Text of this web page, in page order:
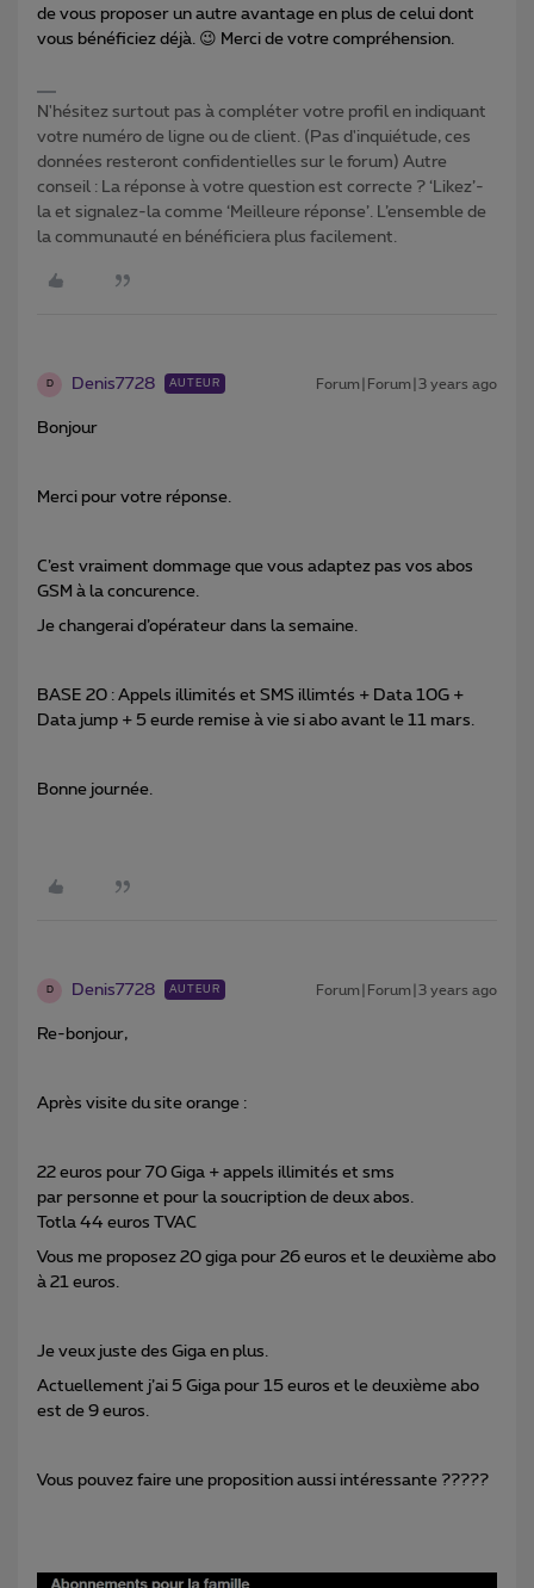
de vous proposer un autre avantage en plus de celui dont
vous bénéficiez déjà. 😉 Merci de votre compréhension.
N'hésitez surtout pas à compléter votre profil en indiquant
votre numéro de ligne ou de client. (Pas d'inquiétude, ces
données resteront confidentielles sur le forum) Autre
conseil : La réponse à votre question est correcte ? ‘Likez’-
la et signalez-la comme ‘Meilleure réponse’. L’ensemble de
la communauté en bénéficiera plus facilement.
D Denis7728 AUTEUR Forum|Forum|3 years ago
Bonjour
Merci pour votre réponse.
C’est vraiment dommage que vous adaptez pas vos abos
GSM à la concurence.
Je changerai d’opérateur dans la semaine.
BASE 20 : Appels illimités et SMS illimtés + Data 10G +
Data jump + 5 eurde remise à vie si abo avant le 11 mars.
Bonne journée.
D Denis7728 AUTEUR Forum|Forum|3 years ago
Re-bonjour,
Après visite du site orange :
22 euros pour 70 Giga + appels illimités et sms
par personne et pour la soucription de deux abos.
Totla 44 euros TVAC
Vous me proposez 20 giga pour 26 euros et le deuxième abo
à 21 euros.
Je veux juste des Giga en plus.
Actuellement j’ai 5 Giga pour 15 euros et le deuxième abo
est de 9 euros.
Vous pouvez faire une proposition aussi intéressante ?????